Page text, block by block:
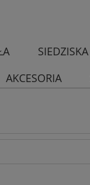
SIEDZISKA
AKCESORIA